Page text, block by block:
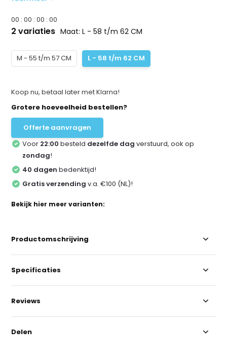
00 :00 :00 :00
2 variaties Maat: L - 58 t/m 62 CM
M - 55 t/m 57 CM L - 58 t/m 62 CM
Koop nu, betaal later met Klarna!
Grotere hoeveelheid bestellen?
Offerte aanvragen
Voor 22:00 besteld dezelfde dag verstuurd, ook op
zondag!
40 dagen bedenktijd!
Gratis verzending v.a. €100 (NL)!
Bekijk hier meer varianten:
Productomschrijving
Specificaties
Reviews
Delen